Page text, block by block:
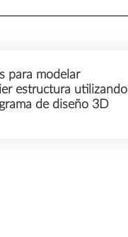
para modelar
estructura utilizando
de diseño 3D